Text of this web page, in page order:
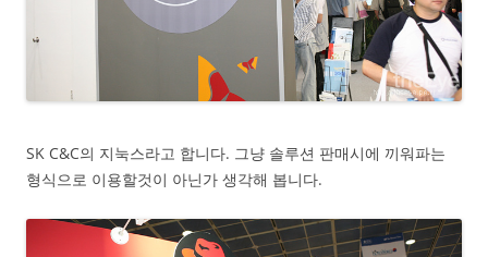
SK C&C의 지눅스라고 합니다. 그냥 솔루션 판매시에 끼워파는
형식으로 이용할것이 아닌가 생각해 봅니다.